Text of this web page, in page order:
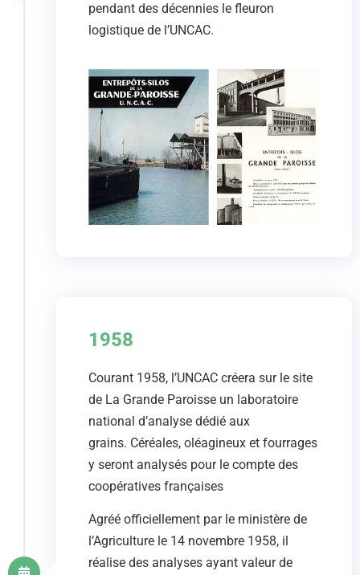
pendant des décennies le fleuron
logistique de l’UNCAC.
1958
Courant 1958, l’UNCAC créera sur le site
de La Grande Paroisse un laboratoire
national d’analyse dédié aux
grains. Céréales, oléagineux et fourrages
y seront analysés pour le compte des
coopératives françaises
Agréé officiellement par le ministère de
l’Agriculture le 14 novembre 1958, il
réalise des analyses ayant valeur de